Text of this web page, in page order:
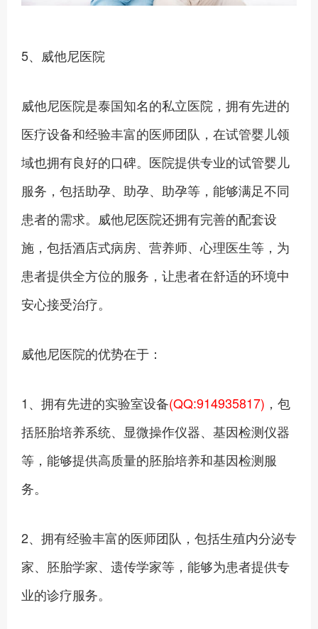
5、威他尼医院
威他尼医院是泰国知名的私立医院，拥有先进的
医疗设备和经验丰富的医师团队，在试管婴儿领
域也拥有良好的口碑。医院提供专业的试管婴儿
服务，包括助孕、助孕、助孕等，能够满足不同
患者的需求。威他尼医院还拥有完善的配套设
施，包括酒店式病房、营养师、心理医生等，为
患者提供全方位的服务，让患者在舒适的环境中
安心接受治疗。
威他尼医院的优势在于：
1、‍拥有先进的实验室设备(QQ:914935817) ，包
括胚胎培养系统、显微操作仪器、基因检测仪器
等，能够提供高质量的胚胎培养和基因检测服
务。
2、拥有经验丰富的医师团队，包括生殖内分泌专
家、胚胎学家、遗传学家等，能够为患者提供专
业的诊疗服务。